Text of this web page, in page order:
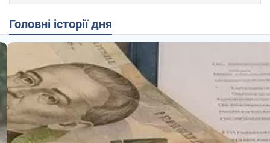
Головні історії дня